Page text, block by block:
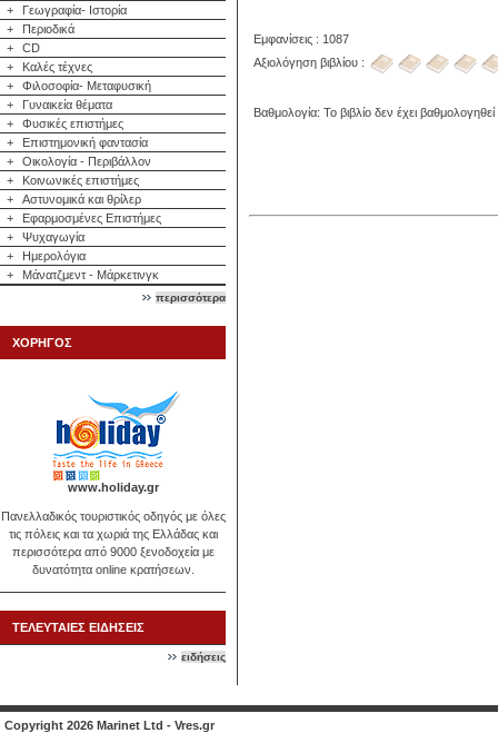
+
Γεωγραφία- Ιστορία
+
Περιοδικά
+
CD
+
Καλές τέχνες
+
Φιλοσοφία- Μεταφυσική
+
Γυναικεία θέματα
+
Φυσικές επιστήμες
+
Επιστημονική φαντασία
+
Οικολογία - Περιβάλλον
+
Κοινωνικές επιστήμες
+
Αστυνομικά και θρίλερ
+
Εφαρμοσμένες Επιστήμες
+
Ψυχαγωγία
+
Ημερολόγια
+
Μάνατζμεντ - Μάρκετινγκ
περισσότερα
ΧΟΡΗΓΟΣ
www.holiday.gr
Πανελλαδικός τουριστικός οδηγός με όλες
τις πόλεις και τα χωριά της Ελλάδας και
περισσότερα από 9000 ξενοδοχεία με
δυνατότητα online κρατήσεων.
ΤΕΛΕΥΤΑΙΕΣ ΕΙΔΗΣΕΙΣ
ειδήσεις
Εμφανίσεις : 1087
Αξιολόγηση βιβλίου :
Βαθμολογία: Το βιβλίο δεν έχει
Copyright 2026 Marinet Ltd - Vres.gr